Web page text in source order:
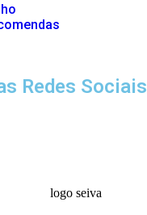
Redes Sociais